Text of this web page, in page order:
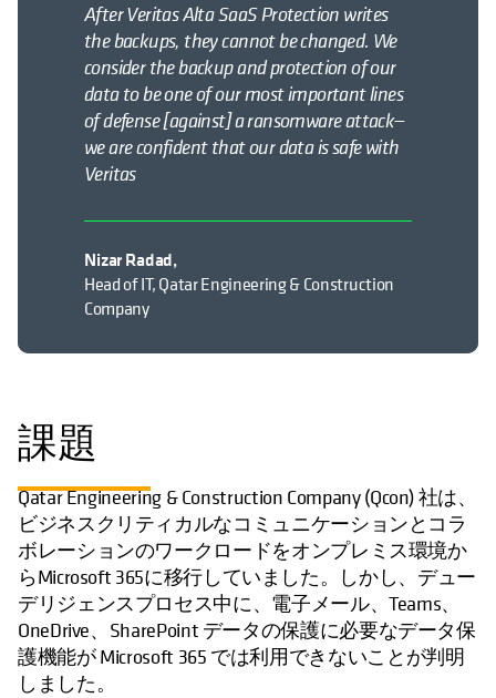
After Veritas Alta SaaS Protection writes
the backups, they cannot be changed. We
consider the backup and protection of our
data to be one of our most important lines
of defense [against] a ransomware attack—
we are confident that our data is safe with
Veritas
Nizar Radad,
Head of IT, Qatar Engineering & Construction
Company
課題
Qatar Engineering & Construction Company (Qcon) 社は、
ビジネスクリティカルなコミュニケーションとコラ
ボレーションのワークロードをオンプレミス環境か
らMicrosoft 365に移行していました。しかし、デュー
デリジェンスプロセス中に、電子メール、Teams、
OneDrive、SharePoint データの保護に必要なデータ保
護機能が Microsoft 365 では利用できないことが判明
しました。